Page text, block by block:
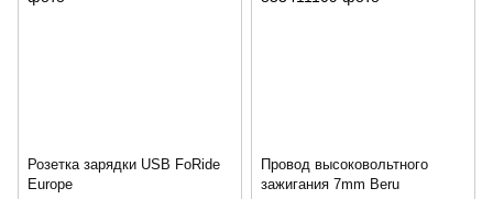
Розетка зарядки USB FoRide
Europe
Провод высоковольтного
зажигания 7mm Beru